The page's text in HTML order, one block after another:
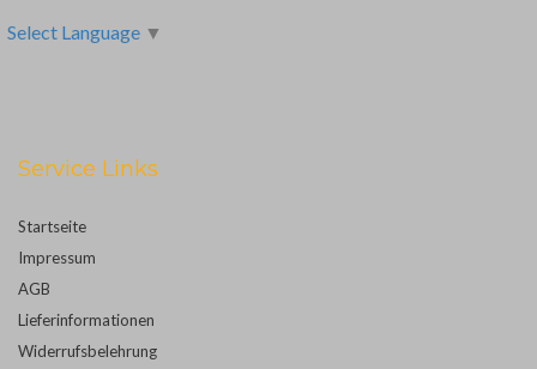
Select Language ▼
Service Links
Startseite
Impressum
AGB
Lieferinformationen
Widerrufsbelehrung